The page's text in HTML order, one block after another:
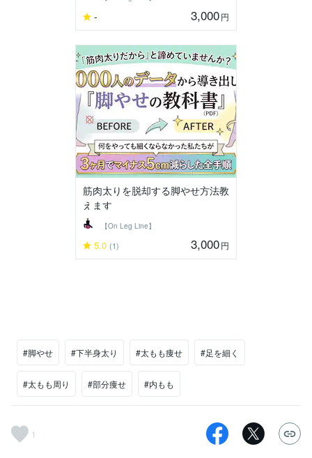
- 3,000円
筋肉太りを脱却する脚やせ方法教
えます
【On Leg Line】
5.0 (1) 3,000円
#脚やせ #下半身太り #太もも痩せ #足を細く
#太もも周り #部分痩せ #内もも
1